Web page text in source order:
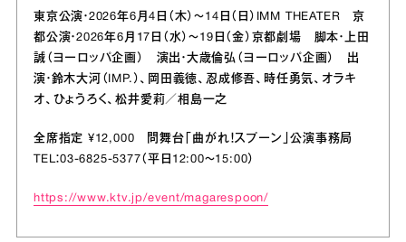
東京公演・2026年6月4日（木）～14日（日）IMM THEATER 京
都公演・2026年6月17日（水）～19日（金）京都劇場 脚本・上田
誠（ヨーロッパ企画） 演出・大歳倫弘（ヨーロッパ企画） 出
演・鈴木大河（IMP.）、岡田義徳、忍成修吾、時任勇気、オラキ
オ、ひょうろく、松井愛莉／相島一之
全席指定 ¥12,000 問舞台「曲がれ！スプーン」公演事務局
TEL：03-6825-5377（平日12:00～15:00）
https://www.ktv.jp/event/magarespoon/